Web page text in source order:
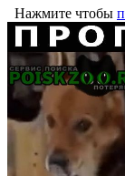
Нажмите чтобы